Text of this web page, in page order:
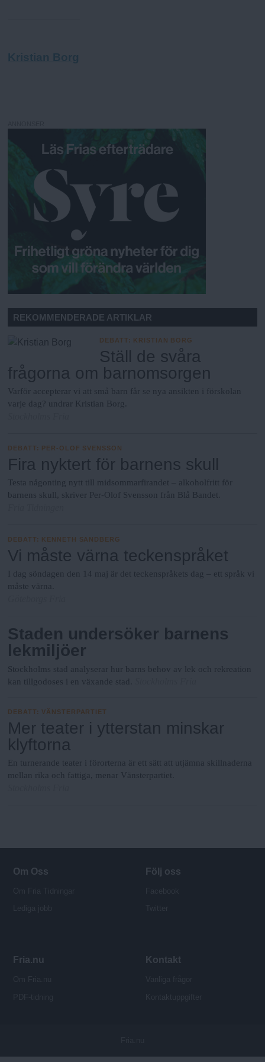
Kristian Borg
REKOMMENDERADE ARTIKLAR
DEBATT: KRISTIAN BORG
Ställ de svåra
frågorna om barnomsorgen
Varför accepterar vi att små barn får se nya ansikten i förskolan
varje dag? undrar Kristian Borg.
DEBATT: PER-OLOF SVENSSON
Fira nyktert för barnens skull
Testa någonting nytt till midsommarfirandet – alkoholfritt för
barnens skull, skriver Per-Olof Svensson från Blå Bandet.
DEBATT: KENNETH SANDBERG
Vi måste värna teckenspråket
I dag söndagen den 14 maj är det teckenspråkets dag – ett språk vi
måste värna.
Staden undersöker barnens
lekmiljöer
Stockholms stad analyserar hur barns behov av lek och rekreation
kan tillgodoses i en växande stad.
DEBATT:VÄNSTERPARTIET
Mer teater i ytterstan minskar
klyftorna
En turnerande teater i förorterna är ett sätt att utjämna skillnaderna
mellan rika och fattiga, menar Vänsterpartiet.
Om Oss Följ oss
Fria.nu Kontakt